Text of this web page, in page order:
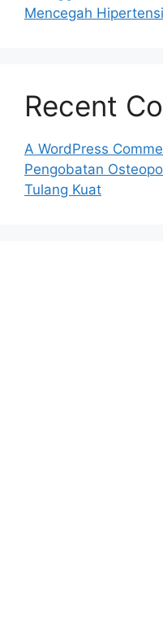
Mencegah Hipertensi
Recent
A WordPress
Pengobatan
Tulang Kuat